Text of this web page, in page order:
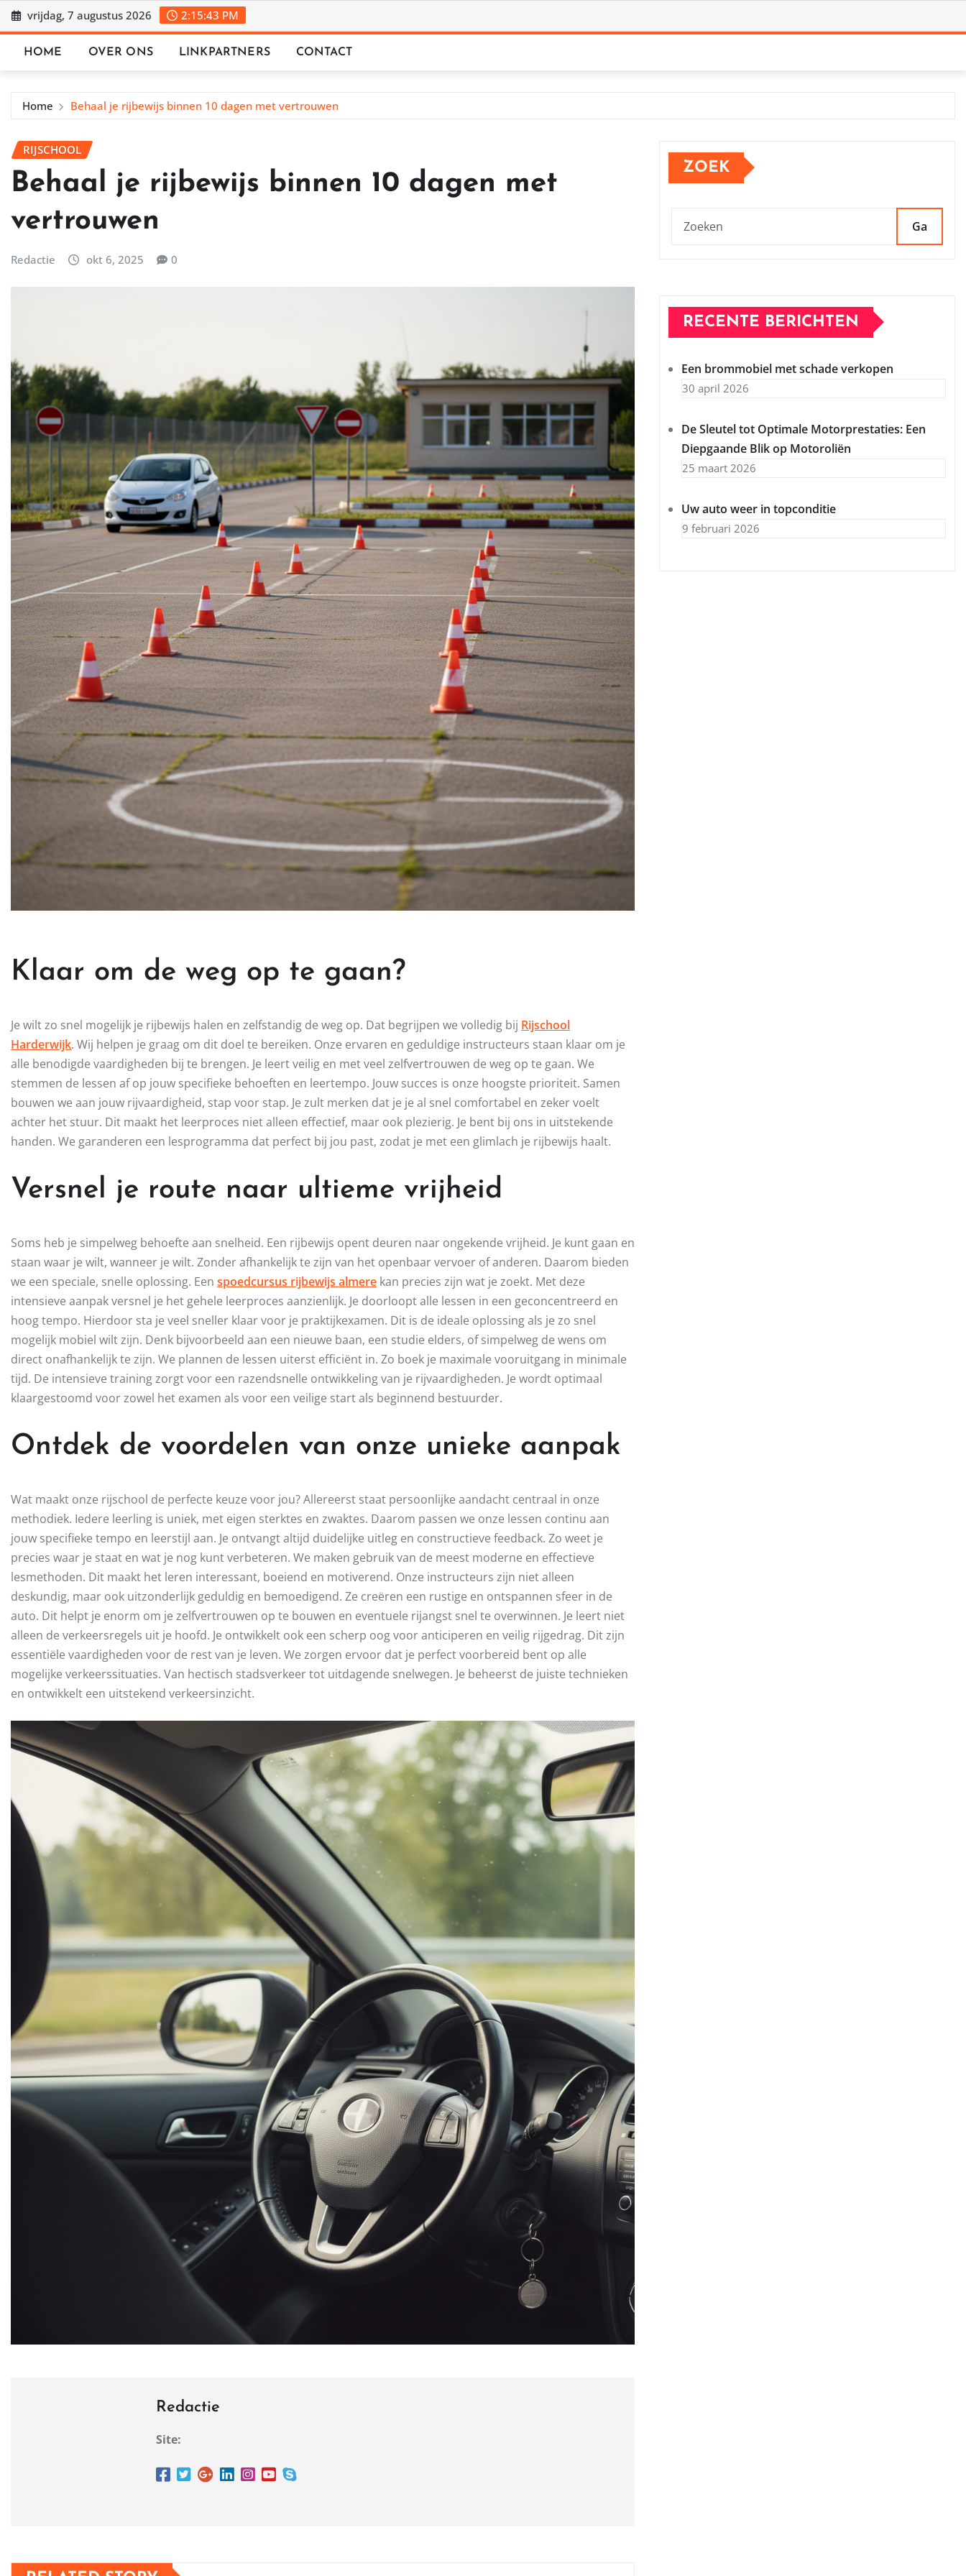
Ga
naar
vrijdag, 7 augustus 2026 2:15:45 PM
HOME OVER ONS LINKPARTNERS CONTACT
Home Behaal je rijbewijs binnen 10 dagen met vertrouwen
RIJSCHOOL
Behaal je rijbewijs binnen 10 dagen met
vertrouwen
Redactie okt 6, 2025 0
Klaar om de weg op te gaan?
Je wilt zo snel mogelijk je rijbewijs halen en zelfstandig de weg op. Dat begrijpen we volledig bij Rijschool
Harderwijk. Wij helpen je graag om dit doel te bereiken. Onze ervaren en geduldige instructeurs staan klaar om je
alle benodigde vaardigheden bij te brengen. Je leert veilig en met veel zelfvertrouwen de weg op te gaan. We
stemmen de lessen af op jouw specifieke behoeften en leertempo. Jouw succes is onze hoogste prioriteit. Samen
bouwen we aan jouw rijvaardigheid, stap voor stap. Je zult merken dat je je al snel comfortabel en zeker voelt
achter het stuur. Dit maakt het leerproces niet alleen effectief, maar ook plezierig. Je bent bij ons in uitstekende
handen. We garanderen een lesprogramma dat perfect bij jou past, zodat je met een glimlach je rijbewijs haalt.
Versnel je route naar ultieme vrijheid
Soms heb je simpelweg behoefte aan snelheid. Een rijbewijs opent deuren naar ongekende vrijheid. Je kunt gaan en
staan waar je wilt, wanneer je wilt. Zonder afhankelijk te zijn van het openbaar vervoer of anderen. Daarom bieden
we een speciale, snelle oplossing. Een spoedcursus rijbewijs almere kan precies zijn wat je zoekt. Met deze
intensieve aanpak versnel je het gehele leerproces aanzienlijk. Je doorloopt alle lessen in een geconcentreerd en
hoog tempo. Hierdoor sta je veel sneller klaar voor je praktijkexamen. Dit is de ideale oplossing als je zo snel
mogelijk mobiel wilt zijn. Denk bijvoorbeeld aan een nieuwe baan, een studie elders, of simpelweg de wens om
direct onafhankelijk te zijn. We plannen de lessen uiterst efficiënt in. Zo boek je maximale vooruitgang in minimale
tijd. De intensieve training zorgt voor een razendsnelle ontwikkeling van je rijvaardigheden. Je wordt optimaal
klaargestoomd voor zowel het examen als voor een veilige start als beginnend bestuurder.
Ontdek de voordelen van onze unieke aanpak
Wat maakt onze rijschool de perfecte keuze voor jou? Allereerst staat persoonlijke aandacht centraal in onze
methodiek. Iedere leerling is uniek, met eigen sterktes en zwaktes. Daarom passen we onze lessen continu aan
jouw specifieke tempo en leerstijl aan. Je ontvangt altijd duidelijke uitleg en constructieve feedback. Zo weet je
precies waar je staat en wat je nog kunt verbeteren. We maken gebruik van de meest moderne en effectieve
lesmethoden. Dit maakt het leren interessant, boeiend en motiverend. Onze instructeurs zijn niet alleen
deskundig, maar ook uitzonderlijk geduldig en bemoedigend. Ze creëren een rustige en ontspannen sfeer in de
auto. Dit helpt je enorm om je zelfvertrouwen op te bouwen en eventuele rijangst snel te overwinnen. Je leert niet
alleen de verkeersregels uit je hoofd. Je ontwikkelt ook een scherp oog voor anticiperen en veilig rijgedrag. Dit zijn
essentiële vaardigheden voor de rest van je leven. We zorgen ervoor dat je perfect voorbereid bent op alle
mogelijke verkeerssituaties. Van hectisch stadsverkeer tot uitdagende snelwegen. Je beheerst de juiste technieken
en ontwikkelt een uitstekend verkeersinzicht.
Redactie
Site:
ZOEK
Ga
RECENTE BERICHTEN
Een brommobiel met schade verkopen
30 april 2026
De Sleutel tot Optimale Motorprestaties: Een
Diepgaande Blik op Motoroliën
25 maart 2026
Uw auto weer in topconditie
9 februari 2026